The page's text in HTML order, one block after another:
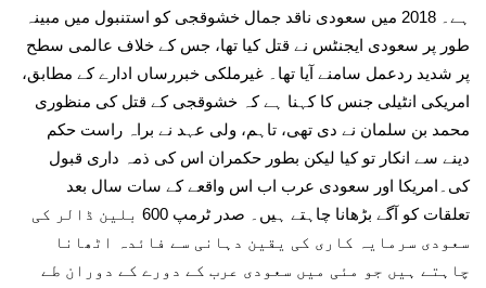
ہے۔ 2018 میں سعودی ناقد جمال خشوقجی کو استنبول میں مبینہ
طور پر سعودی ایجنٹس نے قتل کیا تھا، جس کے خلاف عالمی سطح
پر شدید ردعمل سامنے آیا تھا۔ غیرملکی خبررساں ادارے کے مطابق،
امریکی انٹیلی جنس کا کہنا ہے کہ خشوقجی کے قتل کی منظوری
محمد بن سلمان نے دی تھی، تاہم، ولی عہد نے براہ راست حکم
دینے سے انکار تو کیا لیکن بطور حکمران اس کی ذمہ داری قبول
کی۔امریکا اور سعودی عرب اب اس واقعے کے سات سال بعد
تعلقات کو آگے بڑھانا چاہتے ہیں۔ صدر ٹرمپ 600 بلین ڈالر کی
سعودی سرمایہ کاری کی یقین دہانی سے فائدہ اٹھانا
چاہتے ہیں جو مئی میں سعودی عرب کے دورے کے دوران طے